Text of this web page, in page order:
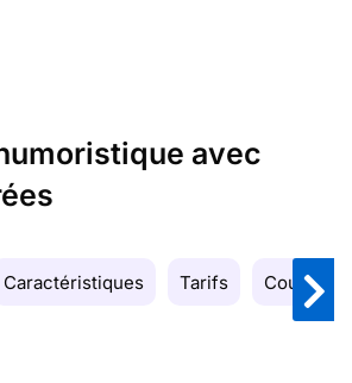
avec
Caractéristiques Tarifs Couleurs